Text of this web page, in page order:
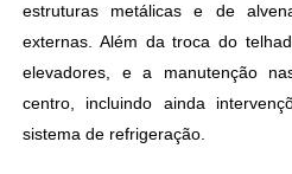
estruturas metálicas e de
externas. Além da troca do
elevadores, e a manutenção
centro, incluindo ainda
sistema de refrigeração.